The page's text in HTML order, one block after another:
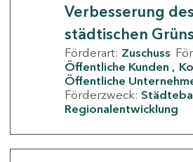
Verbesserung des
städtischen
Förderart: Zuschuss
Öffentliche Kunden
Öffentliche
Förderzweck:
Regionalentwicklung